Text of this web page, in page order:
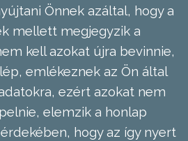
Önnek azáltal, hogy a
mellett megjegyzik a
kell azokat újra bevinnie,
emlékeznek az Ön által
ezért azokat nem
elemzik a honlap
hogy az így nyert